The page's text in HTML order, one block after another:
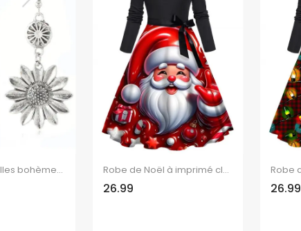
Boucles d'oreilles bohèmes citron tournesol vintage Robe de Noël à imprimé clochettes et colorblock Père Noël, ceinture croisée
26.99 26.99